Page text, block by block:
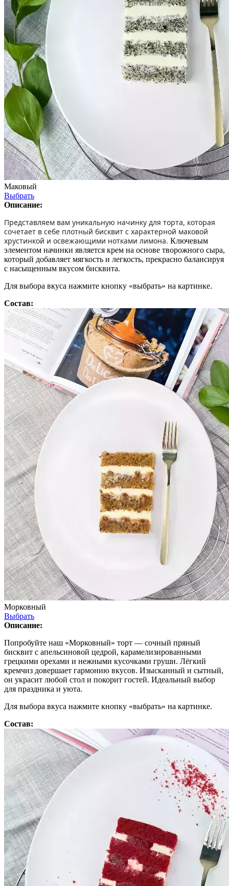
Маковый
Выбрать
Описание:
Представляем вам уникальную начинку для торта, которая
сочетает в себе плотный бисквит с характерной маковой
хрустинкой и освежающими нотками лимона. Ключевым
элементом начинки является крем на основе творожного сыра,
который добавляет мягкость и легкость, прекрасно балансируя
с насыщенным вкусом бисквита.
Для выбора вкуса нажмите кнопку «выбрать» на картинке.
Состав:
Морковный
Выбрать
Описание:
Попробуйте наш «Морковный» торт — сочный пряный
бисквит с апельсиновой цедрой, карамелизированными
грецкими орехами и нежными кусочками груши. Лёгкий
кремчиз довершает гармонию вкусов. Изысканный и сытный,
он украсит любой стол и покорит гостей. Идеальный выбор
для праздника и уюта.
Для выбора вкуса нажмите кнопку «выбрать» на картинке.
Состав: